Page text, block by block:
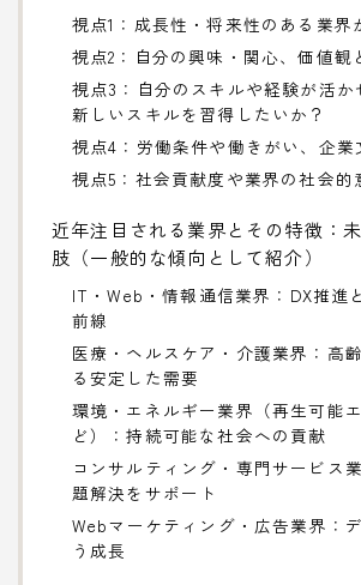
視点1：成長性・将来性のある業界
視点2：自分の興味・関心、価値観
視点3：自分のスキルや経験が活か
新しいスキルを習得したいか？
視点4：労働条件や働きがい、企業
視点5：社会貢献度や業界の社会的
近年注目される業界とその特徴：
肢（一般的な傾向として紹介）
IT・Web・情報通信業界：DX推進
前線
医療・ヘルスケア・介護業界：高
る安定した需要
環境・エネルギー業界（再生可能
ど）：持続可能な社会への貢献
コンサルティング・専門サービス
題解決をサポート
Webマーケティング・広告業界：
う成長